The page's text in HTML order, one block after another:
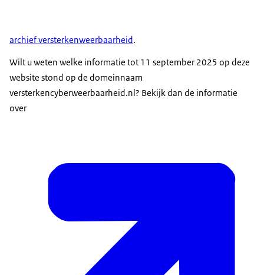
archief versterkenweerbaarheid.
Wilt u weten welke informatie tot 11 september 2025 op deze
website stond op de domeinnaam
versterkencyberweerbaarheid.nl? Bekijk dan de informatie
over